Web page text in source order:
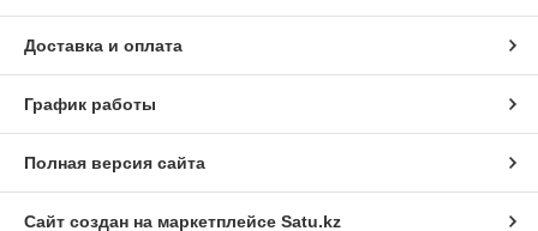
Доставка и оплата
График работы
Полная версия сайта
Сайт создан на маркетплейсе Satu.kz